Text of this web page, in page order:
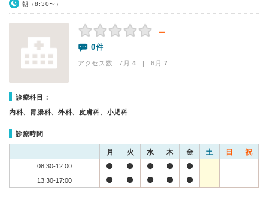
朝（8:30〜）
－
0件
アクセス数 7月:4 | 6月:7
診療科目：
内科、胃腸科、外科、皮膚科、小児科
診療時間
月 火 水 木 金 土 日 祝
08:30-12:00
13:30-17:00